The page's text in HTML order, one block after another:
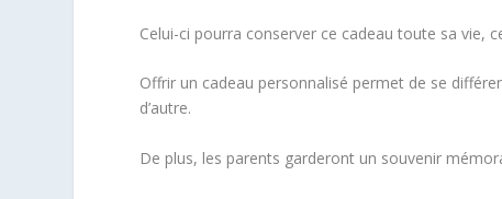
Celui-ci pourra conserver ce cadeau toute sa vie,
Offrir un cadeau personnalisé permet de se
d’autre.
De plus, les parents garderont un souvenir